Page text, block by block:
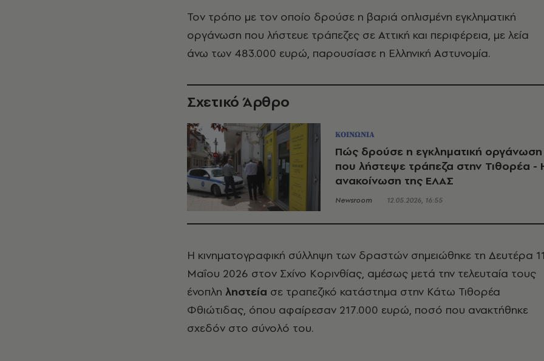
Τον τρόπο με τον οποίο δρούσε η βαριά οπλισμένη εγκληματική
οργάνωση που λήστευε τράπεζες σε Αττική και περιφέρεια, με λεία
άνω των 483.000 ευρώ, παρουσίασε η Ελληνική Αστυνομία.
Σχετικό Άρθρο
ΚΟΙΝΩΝΙΑ
Πώς δρούσε η εγκληματική οργάνωση
που λήστεψε τράπεζα στην Τιθορέα -
ανακοίνωση της ΕΛΑΣ
Newsroom 12.05.2026, 16:55
Η κινηματογραφική σύλληψη των δραστών σημειώθηκε τη Δευτέρα
Μαΐου 2026 στον Σχίνο Κορινθίας, αμέσως μετά την τελευταία τους
ένοπλη ληστεία σε τραπεζικό κατάστημα στην Κάτω Τιθορέα
Φθιώτιδας, όπου αφαίρεσαν 217.000 ευρώ, ποσό που ανακτήθηκε
σχεδόν στο σύνολό του.